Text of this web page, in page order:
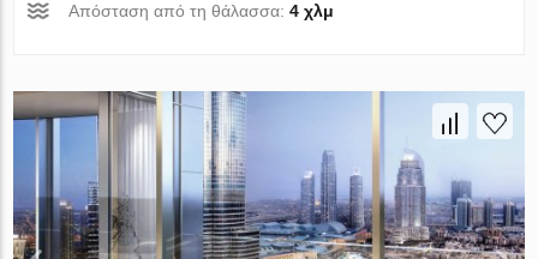
Απόσταση από τη θάλασσα:4 χλμ